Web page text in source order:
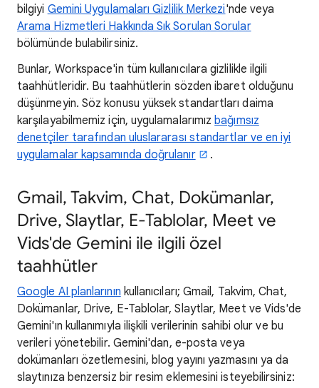
bilgiyi Gemini Uygulamaları Gizlilik Merkezi'nde veya
Arama Hizmetleri Hakkında Sık Sorulan Sorular
bölümünde bulabilirsiniz.
Bunlar, Workspace'in tüm kullanıcılara gizlilikle ilgili
taahhütleridir. Bu taahhütlerin sözden ibaret olduğunu
düşünmeyin. Söz konusu yüksek standartları daima
karşılayabilmemiz için, uygulamalarımızbağımsız
denetçiler tarafından uluslararası standartlar ve en iyi
uygulamalar kapsamında doğrulanır
.
Gmail, Takvim, Chat, Dokümanlar,
Drive, Slaytlar, E-Tablolar, Meet ve
Vids'de Gemini ile ilgili özel
taahhütler
Google AI planlarının kullanıcıları; Gmail, Takvim, Chat,
Dokümanlar, Drive, E-Tablolar, Slaytlar, Meet ve Vids'de
Gemini'ın kullanımıyla ilişkili verilerinin sahibi olur ve bu
verileri yönetebilir. Gemini'dan, e-posta veya
dokümanları özetlemesini, blog yayını yazmasını ya da
slaytınıza benzersiz bir resim eklemesini isteyebilirsiniz: